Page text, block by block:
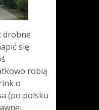
drobne
się
robią
o
(po polsku